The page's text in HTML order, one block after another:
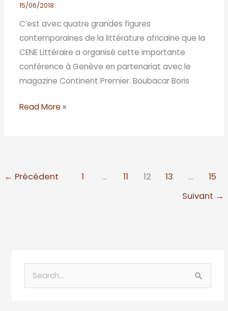
15/06/2018
C’est avec quatre grandes figures
contemporaines de la littérature africaine que la
CENE Littéraire a organisé cette importante
conférence à Genève en partenariat avec le
magazine Continent Premier. Boubacar Boris
Read More »
← Précédent 1 … 11 12 13 …
15
Suivant →